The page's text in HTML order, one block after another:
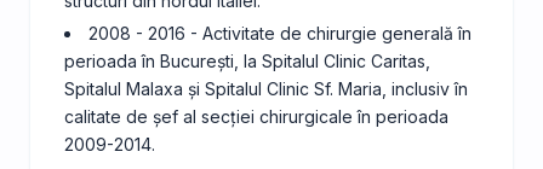
2008 - 2016 - Activitate de chirurgie generală în
perioada în București, la Spitalul Clinic Caritas,
Spitalul Malaxa și Spitalul Clinic Sf. Maria, inclusiv în
calitate de șef al secției chirurgicale în perioada
2009-2014.